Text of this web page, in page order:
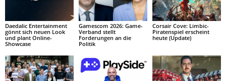
Daedalic Entertainment
gönnt sich neuen Look
und plant Online-
Showcase
Gamescom 2026: Game-
Verband stellt
Forderungen an die
Politik
Corsair Cove: Limbic-
Piratenspiel erscheint
heute (Update)